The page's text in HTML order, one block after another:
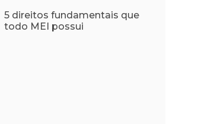
5 direitos fundamentais que
todo MEI possui